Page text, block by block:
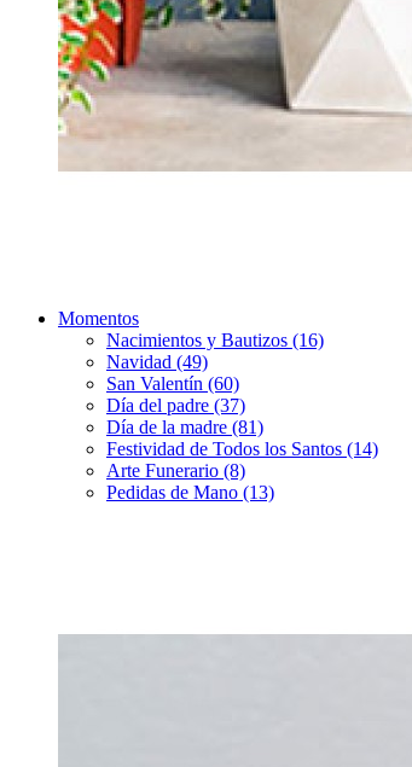
Momentos
Nacimientos y Bautizos (16)
Navidad (49)
San Valentín (60)
Día del padre (37)
Día de la madre (81)
Festividad de Todos los Santos (14)
Arte Funerario (8)
Pedidas de Mano (13)